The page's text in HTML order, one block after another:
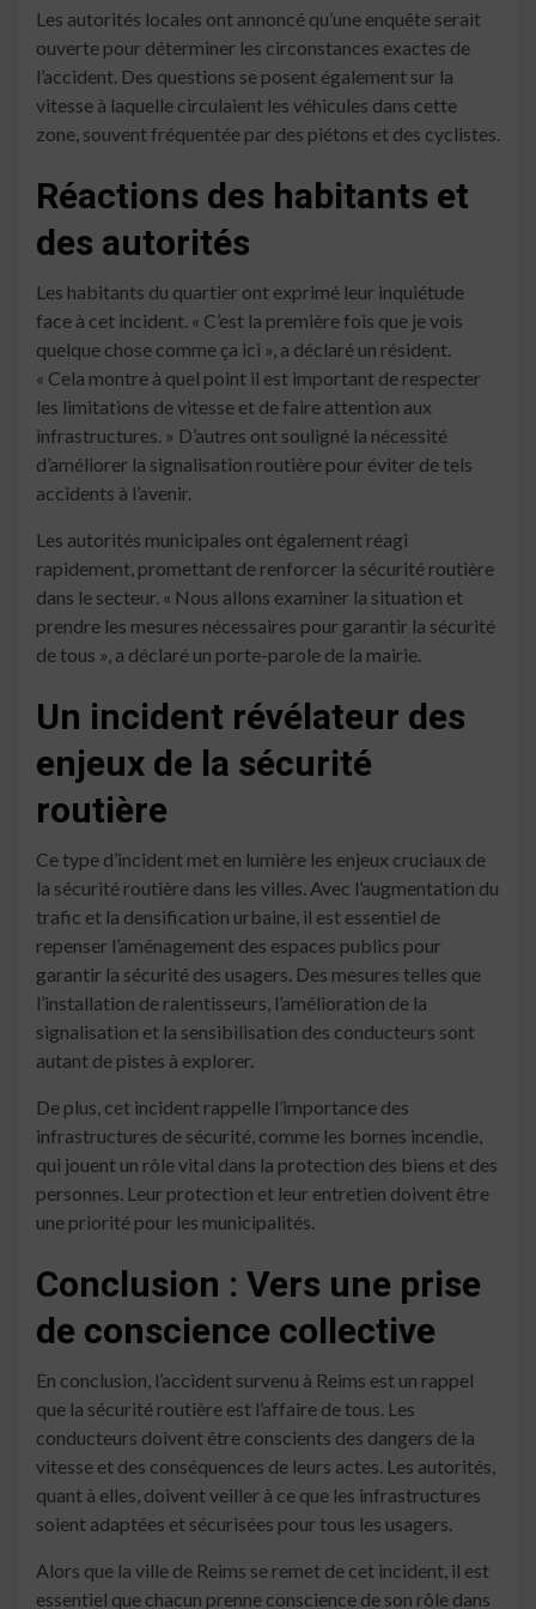
Les autorités locales ont annoncé qu’une enquête serait
ouverte pour déterminer les circonstances exactes de
l’accident. Des questions se posent également sur la
vitesse à laquelle circulaient les véhicules dans cette
zone, souvent fréquentée par des piétons et des cyclistes.
Réactions des habitants et
des autorités
Les habitants du quartier ont exprimé leur inquiétude
face à cet incident. « C’est la première fois que je vois
quelque chose comme ça ici », a déclaré un résident.
« Cela montre à quel point il est important de respecter
les limitations de vitesse et de faire attention aux
infrastructures. » D’autres ont souligné la nécessité
d’améliorer la signalisation routière pour éviter de tels
accidents à l’avenir.
Les autorités municipales ont également réagi
rapidement, promettant de renforcer la sécurité routière
dans le secteur. « Nous allons examiner la situation et
prendre les mesures nécessaires pour garantir la sécurité
de tous », a déclaré un porte-parole de la mairie.
Un incident révélateur des
enjeux de la sécurité
routière
Ce type d’incident met en lumière les enjeux cruciaux de
la sécurité routière dans les villes. Avec l’augmentation du
trafic et la densification urbaine, il est essentiel de
repenser l’aménagement des espaces publics pour
garantir la sécurité des usagers. Des mesures telles que
l’installation de ralentisseurs, l’amélioration de la
signalisation et la sensibilisation des conducteurs sont
autant de pistes à explorer.
De plus, cet incident rappelle l’importance des
infrastructures de sécurité, comme les bornes incendie,
qui jouent un rôle vital dans la protection des biens et des
personnes. Leur protection et leur entretien doivent être
une priorité pour les municipalités.
Conclusion : Vers une prise
de conscience collective
En conclusion, l’accident survenu à Reims est un rappel
que la sécurité routière est l’affaire de tous. Les
conducteurs doivent être conscients des dangers de la
vitesse et des conséquences de leurs actes. Les autorités,
quant à elles, doivent veiller à ce que les infrastructures
soient adaptées et sécurisées pour tous les usagers.
Alors que la ville de Reims se remet de cet incident, il est
essentiel que chacun prenne conscience de son rôle dans